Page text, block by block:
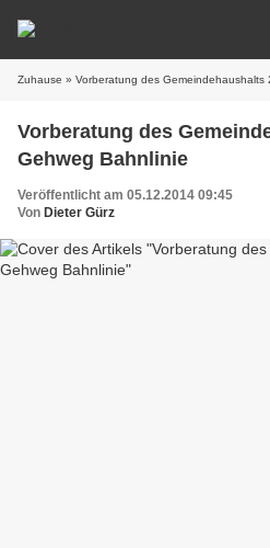
Zuhause » Vorberatung des Gemeindehaushalts
Vorberatung des
Gehweg Bahnlinie
Veröffentlicht am 05.12.2014 09:45
Von Dieter Gürz